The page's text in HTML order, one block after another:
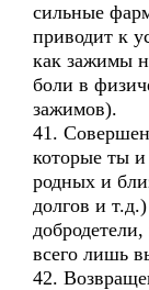
сильные
приводит к
как зажимы
боли в
зажимов).
41.
которые ты и
родных и
долгов и
всего лишь
42.